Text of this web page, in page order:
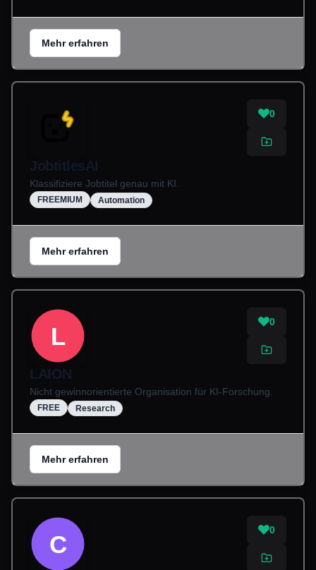
Mehr erfahren
0
JobtitlesAI
Klassifiziere Jobtitel genau mit KI.
FREEMIUM Automation
Mehr erfahren
L
0
LAION
Nicht gewinnorientierte Organisation für KI-Forschung.
FREE Research
Mehr erfahren
C
0